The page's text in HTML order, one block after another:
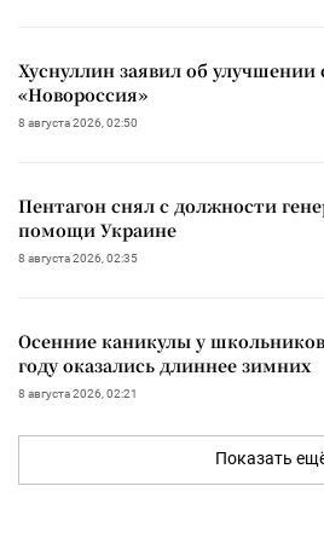
Хуснуллин заявил об улучшении
«Новороссия»
8 августа 2026, 02:50
Пентагон снял с должности
помощи Украине
8 августа 2026, 02:35
Осенние каникулы у
году оказались длиннее зимних
8 августа 2026, 02:21
Показать